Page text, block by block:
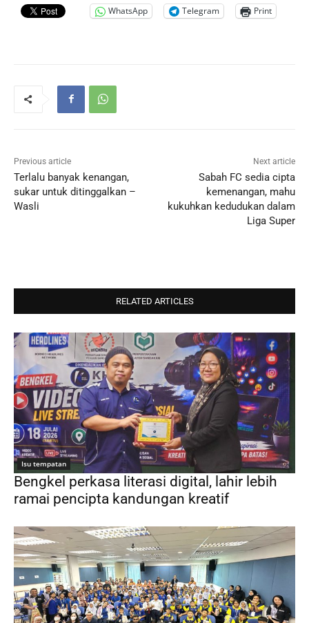
WhatsApp Telegram Print
Previous article
Terlalu banyak kenangan,
sukar untuk ditinggalkan –
Wasli
Next article
Sabah FC sedia cipta
kemenangan, mahu
kukuhkan kedudukan dalam
Liga Super
RELATED ARTICLES
Isu tempatan
Bengkel perkasa literasi digital, lahir lebih
ramai pencipta kandungan kreatif